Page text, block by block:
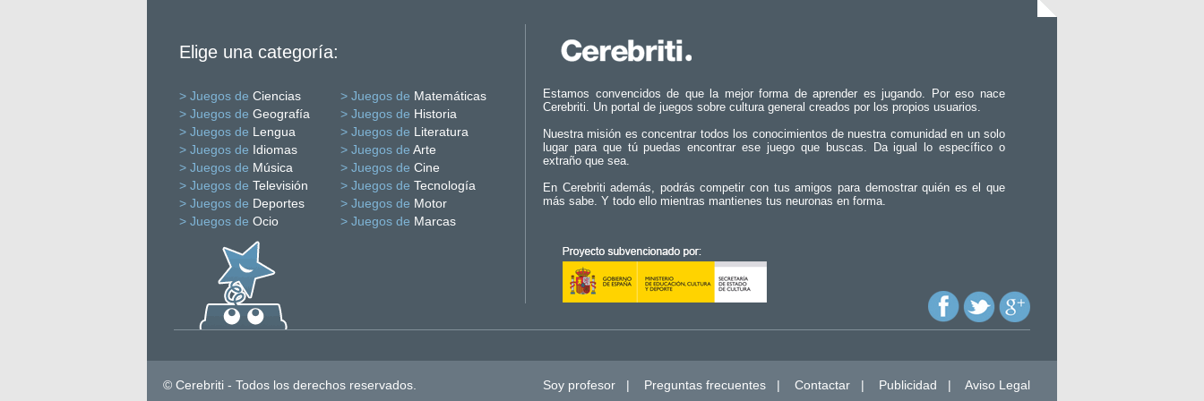
Elige una categoría:
> Juegos de Ciencias > Juegos de Matemáticas
> Juegos de Geografía > Juegos de Historia
> Juegos de Lengua > Juegos de Literatura
> Juegos de Idiomas > Juegos de Arte
> Juegos de Música > Juegos de Cine
> Juegos de Televisión > Juegos de Tecnología
> Juegos de Deportes > Juegos de Motor
> Juegos de Ocio > Juegos de Marcas
Estamos convencidos de que la mejor forma de aprender es jugando. Por eso nace
Cerebriti. Un portal de juegos sobre cultura general creados por los propios usuarios.
Nuestra misión es concentrar todos los conocimientos de nuestra comunidad en un solo
lugar para que tú puedas encontrar ese juego que buscas. Da igual lo específico o
extraño que sea.
En Cerebriti además, podrás competir con tus amigos para demostrar quién es el que
más sabe. Y todo ello mientras mantienes tus neuronas en forma.
© Cerebriti - Todos los derechos reservados. Soy profesor | Preguntas frecuentes | Contactar | Publicidad | Aviso Legal